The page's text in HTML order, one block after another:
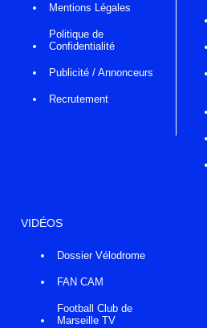
Mentions Légales
Politique de
Confidentialité
Publicité / Annonceurs
Recrutement
VIDÉOS
Dossier Vélodrome
FAN CAM
Football Club de
Marseille TV